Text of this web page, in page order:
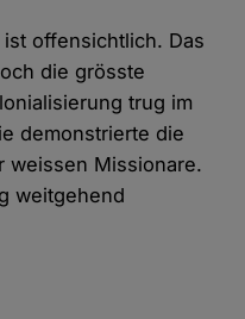
offensichtlich. Das
die grösste
trug im
demonstrierte die
weissen Missionare.
weitgehend